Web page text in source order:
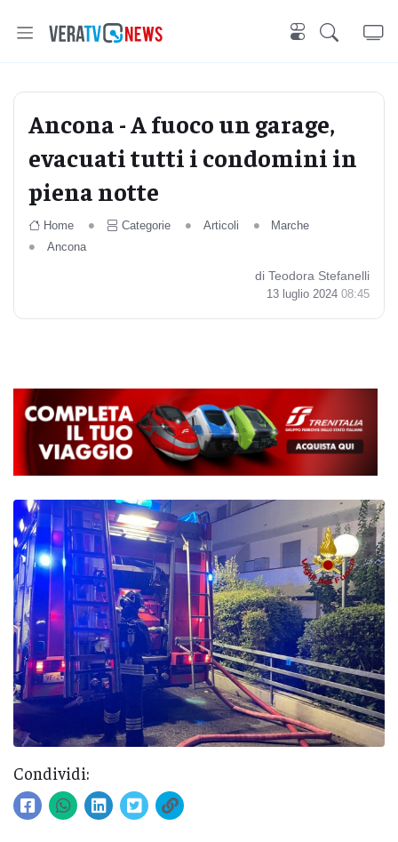
Ancona - A fuoco un garage,
evacuati tutti i condomini in
piena notte
Home Categorie Articoli
Marche
Ancona
di Teodora Stefanelli
13 luglio 2024 08:45
Condividi: